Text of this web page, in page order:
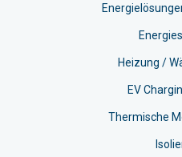
Heizung /
EV
Thermische